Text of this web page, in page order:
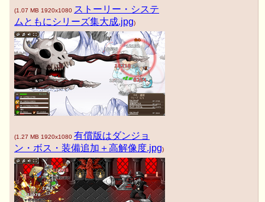
(1.07 MB 1920x1080 ストーリー・システ
ムともにシリーズ集大成.jpg)
(1.27 MB 1920x1080 有償版はダンジョ
ン・ボス・装備追加＋高解像度.jpg)